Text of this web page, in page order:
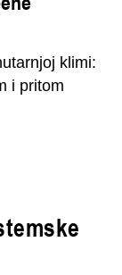
klimi:
i pritom